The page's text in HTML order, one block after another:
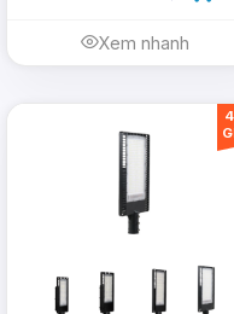
Xem nhanh